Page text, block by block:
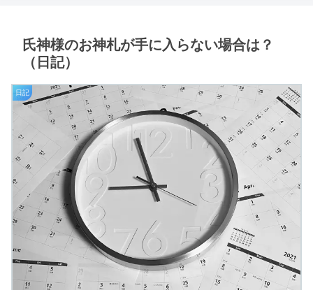
氏神様のお神札が手に入らない場合は？
（日記）
日記